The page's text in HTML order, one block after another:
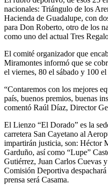
nacionales: Triángulo de los
Hacienda de Guadalupe, con
para Don Roberto, otro de los
como uno del actual Tres
El comité organizador que
Miramontes informó que se
el viernes, 80 el sábado y 100
“Contaremos con los mejores
país, buenos premios, buenas
comentó Raúl Díaz, Director
El Lienzo “El Dorado” es la
carretera San Cayetano al
impartirán justicia, son: Héctor
Garduño, así como “Lupe”
Gutiérrez, Juan Carlos Cuevas
Comisión Deportiva
prensa será Casama.